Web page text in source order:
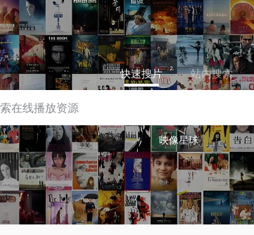
快速搜片 站内搜索
映像星球